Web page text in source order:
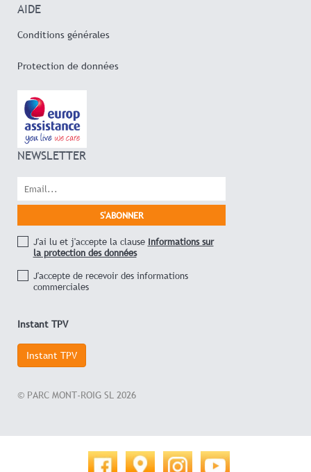
AIDE
Conditions générales
Protection de données
NEWSLETTER
J'ai lu et j'accepte la clause Informations sur
la protection des données
J'accepte de recevoir des informations
commerciales
Instant TPV
Instant TPV
© PARC MONT-ROIG SL 2026